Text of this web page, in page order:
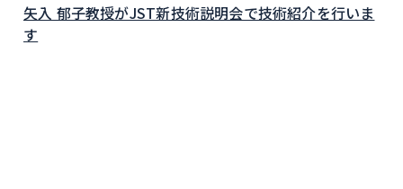
矢入 郁子教授がJST新技術説明会で技術紹介を行いま
す